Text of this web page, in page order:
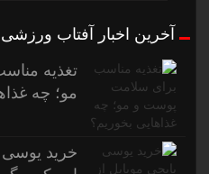
آخرین اخبار آفتاب ورزشی
تغذیه
مو؛ چه
خرید یوسی